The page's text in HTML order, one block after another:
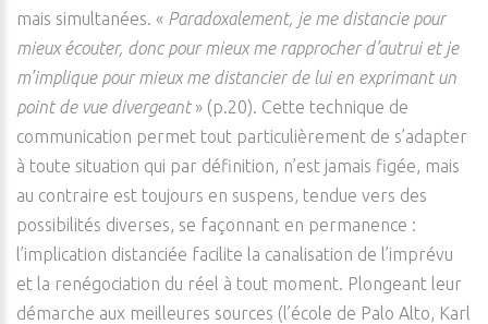
mais simultanées. « Paradoxalement, je me distancie pour
mieux écouter, donc pour mieux me rapprocher d’autrui et je
m’implique pour mieux me distancier de lui en exprimant un
point de vue divergeant » (p.20). Cette technique de
communication permet tout particulièrement de s’adapter
à toute situation qui par définition, n’est jamais figée, mais
au contraire est toujours en suspens, tendue vers des
possibilités diverses, se façonnant en permanence :
l’implication distanciée facilite la canalisation de l’imprévu
et la renégociation du réel à tout moment. Plongeant leur
démarche aux meilleures sources (l’école de Palo Alto, Karl